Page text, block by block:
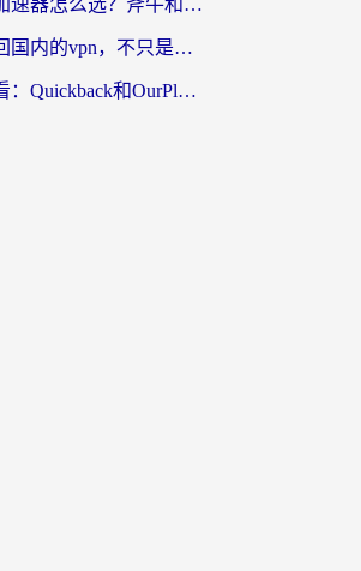
海外回国加速器怎么选？斧牛和海龟哪个好？一篇帮你避开坑的实用指南
从匈牙利回国内的vpn，不只是为了刷剧那么简单
海外党必看：Quickback和OurPlay好用吗？3分钟选对回国加速器，无缝刷剧玩游戏